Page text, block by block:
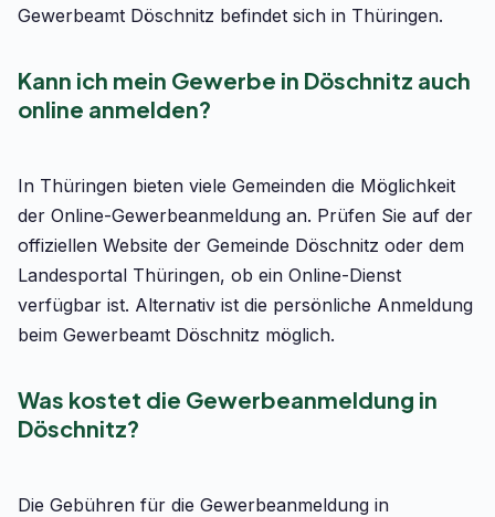
Gewerbeamt Döschnitz befindet sich in Thüringen.
Kann ich mein Gewerbe in Döschnitz auch
online anmelden?
In Thüringen bieten viele Gemeinden die Möglichkeit
der Online-Gewerbeanmeldung an. Prüfen Sie auf der
offiziellen Website der Gemeinde Döschnitz oder dem
Landesportal Thüringen, ob ein Online-Dienst
verfügbar ist. Alternativ ist die persönliche Anmeldung
beim Gewerbeamt Döschnitz möglich.
Was kostet die Gewerbeanmeldung in
Döschnitz?
Die Gebühren für die Gewerbeanmeldung in